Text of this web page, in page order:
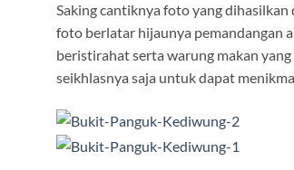
Saking cantiknya foto yang
foto berlatar hijaunya pemandangan
beristirahat serta warung makan
seikhlasnya saja untuk dapat